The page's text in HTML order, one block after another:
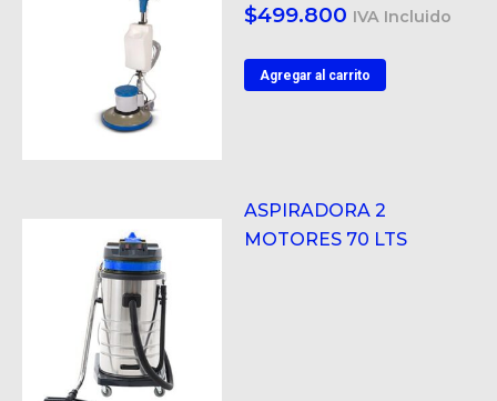
$499.800 IVA Incluido
Agregar al carrito
ASPIRADORA 2
MOTORES 70 LTS